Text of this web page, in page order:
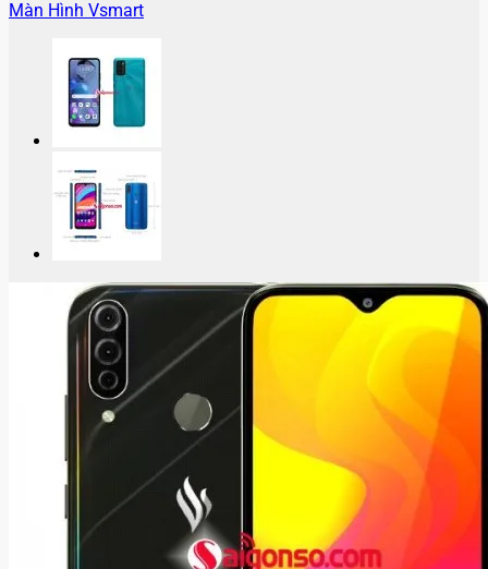
Màn Hình Vsmart